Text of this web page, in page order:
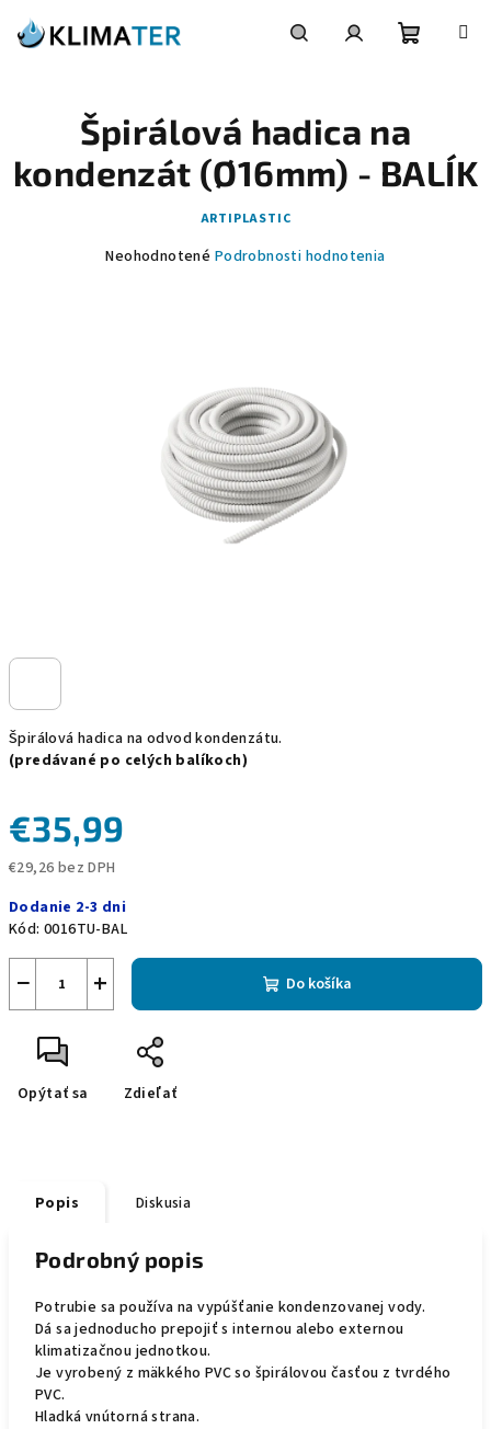
obsah
košík
Špirálová hadica na odvod kondenzátu.
(predávané po celých balíkoch)
€35,99
€29,26 bez DPH
cena:
Dodanie 2-3 dni
Kód: 0016TU-BAL
+
− Do košíka
Opýtať sa Zdieľať
Špirálová hadica na
kondenzát (Ø16mm) - BALÍK
ARTIPLASTIC
Priemerné
hviezdičiek.
Neohodnotené Podrobnosti hodnotenia
Popis Diskusia
Podrobný popis
Potrubie sa používa na vypúšťanie kondenzovanej vody.
Dá sa jednoducho prepojiť s internou alebo externou
klimatizačnou jednotkou.
Je vyrobený z mäkkého PVC so špirálovou časťou z tvrdého
PVC.
Hladká vnútorná strana.